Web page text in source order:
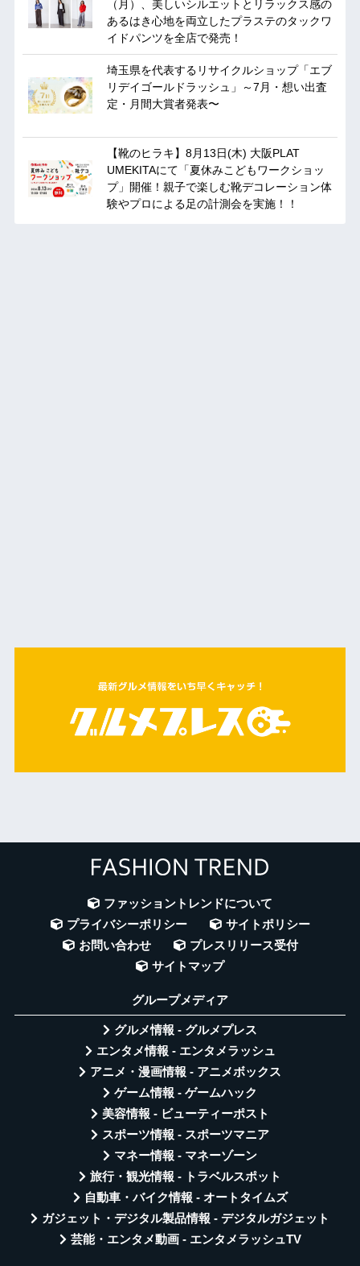
（月）、美しいシルエットとリラックス感の
あるはき心地を両立したプラステのタックワ
イドパンツを全店で発売！
埼玉県を代表するリサイクルショップ「エブ
リデイゴールドラッシュ」～7月・想い出査
定・月間大賞者発表〜
【靴のヒラキ】8月13日(木) 大阪PLAT
UMEKITAにて「夏休みこどもワークショッ
プ」開催！親子で楽しむ靴デコレーション体
験やプロによる足の計測会を実施！！
ファッショントレンドについて
プライバシーポリシー
サイトポリシー
お問い合わせ
プレスリリース受付
サイトマップ
グループメディア
グルメ情報 - グルメプレス
エンタメ情報 - エンタメラッシュ
アニメ・漫画情報 - アニメボックス
ゲーム情報 - ゲームハック
美容情報 - ビューティーポスト
スポーツ情報 - スポーツマニア
マネー情報 - マネーゾーン
旅行・観光情報 - トラベルスポット
自動車・バイク情報 - オートタイムズ
ガジェット・デジタル製品情報 - デジタルガジェット
芸能・エンタメ動画 - エンタメラッシュTV